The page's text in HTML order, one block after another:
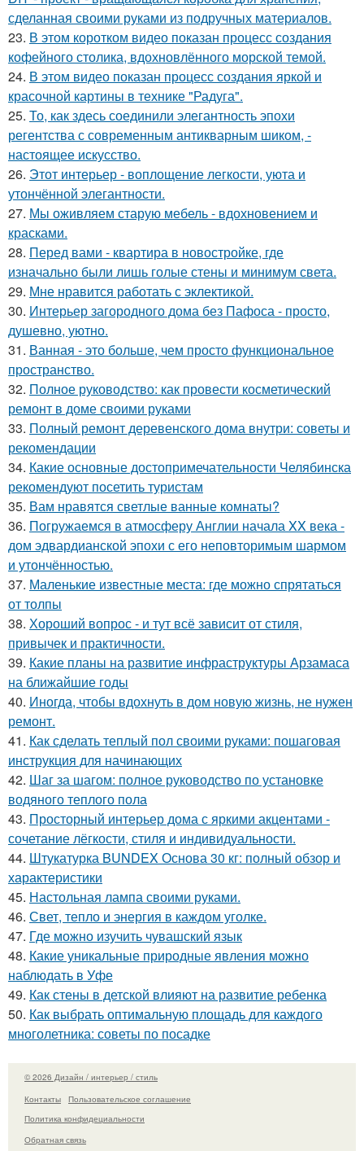
сделанная своими руками из подручных материалов.
23. В этом коротком видео показан процесс создания
кофейного столика, вдохновлённого морской темой.
24. В этом видео показан процесс создания яркой и
красочной картины в технике "Радуга".
25. То, как здесь соединили элегантность эпохи
регентства с современным антикварным шиком, -
настоящее искусство.
26. Этот интерьер - воплощение легкости, уюта и
утончённой элегантности.
27. Мы оживляем старую мебель - вдохновением и
красками.
28. Перед вами - квартира в новостройке, где
изначально были лишь голые стены и минимум света.
29. Мне нравится работать с эклектикой.
30. Интерьер загородного дома без Пафоса - просто,
душевно, уютно.
31. Ванная - это больше, чем просто функциональное
пространство.
32. Полное руководство: как провести косметический
ремонт в доме своими руками
33. Полный ремонт деревенского дома внутри: советы и
рекомендации
34. Какие основные достопримечательности Челябинска
рекомендуют посетить туристам
35. Вам нравятся светлые ванные комнаты?
36. Погружаемся в атмосферу Англии начала XX века -
дом эдвардианской эпохи с его неповторимым шармом
и утончённостью.
37. Маленькие известные места: где можно спрятаться
от толпы
38. Хороший вопрос - и тут всё зависит от стиля,
привычек и практичности.
39. Какие планы на развитие инфраструктуры Арзамаса
на ближайшие годы
40. Иногда, чтобы вдохнуть в дом новую жизнь, не нужен
ремонт.
41. Как сделать теплый пол своими руками: пошаговая
инструкция для начинающих
42. Шаг за шагом: полное руководство по установке
водяного теплого пола
43. Просторный интерьер дома с яркими акцентами -
сочетание лёгкости, стиля и индивидуальности.
44. Штукатурка BUNDEX Основа 30 кг: полный обзор и
характеристики
45. Настольная лампа своими руками.
46. Свет, тепло и энергия в каждом уголке.
47. Где можно изучить чувашский язык
48. Какие уникальные природные явления можно
наблюдать в Уфе
49. Как стены в детской влияют на развитие ребенка
50. Как выбрать оптимальную площадь для каждого
многолетника: советы по посадке
© 2026 Дизайн / интерьер / стиль
Контакты
Пользовательское соглашение
Политика конфидециальности
Обратная связь